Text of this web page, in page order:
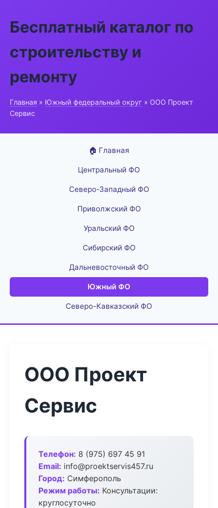
Бесплатный каталог по
строительству и
ремонту
Главная » Южный федеральный округ » ООО Проект
Сервис
🏠 Главная
Центральный ФО
Северо-Западный ФО
Приволжский ФО
Уральский ФО
Сибирский ФО
Дальневосточный ФО
Южный ФО
Северо-Кавказский ФО
ООО Проект
Сервис
Телефон: 8 (975) 697 45 91
Email: info@proektservis457.ru
Город: Симферополь
Режим работы: Консультации:
круглосуточно